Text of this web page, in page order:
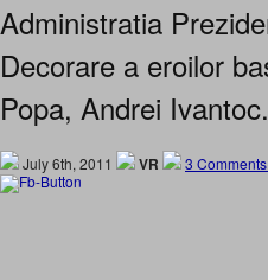
Administratia
Decorare a eroilor
Popa, Andrei
July 6th, 2011 VR 3